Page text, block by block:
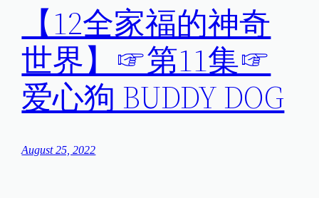
【12全家福的神奇
世界】☞第11集☞
爱心狗 BUDDY DOG
August 25, 2022